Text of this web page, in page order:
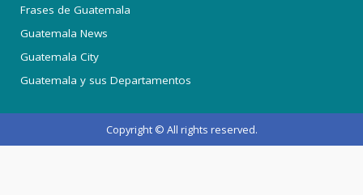
Frases de Guatemala
Guatemala News
Guatemala City
Guatemala y sus Departamentos
Copyright © All rights reserved.